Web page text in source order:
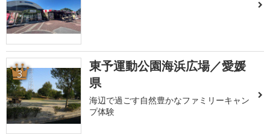
3
東予運動公園海浜広場／愛媛
県
海辺で過ごす自然豊かなファミリーキャン
プ体験